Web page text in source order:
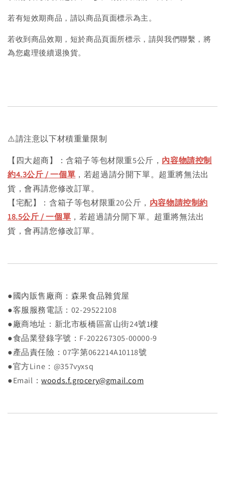
若有短效期商品，請以商品頁面標示為主。
若收到商品效期，短於商品頁面所標示，請與我們聯繫，將
為您處理後續退換貨。
⚠️請注意以下材積重量限制
【四大超商】：含箱子等包材限重5公斤， 內容物請控制
約4.3公斤 / 一個單 ，若超過請分開下單。超重將無法出
貨，會再請您修改訂單。
【宅配】：含箱子等包材限重20公斤， 內容物請控制約
18.5公斤 / 一個單 ，若超過請分開下單。超重將無法出
貨，會再請您修改訂單。
●國內販售廠商：森果食品雜貨屋
●客服服務電話：02-29522108
●廠商地址：新北市板橋區富山街24號1樓
●食品業登錄字號：F-202267305-00000-9
●產品責任險：07字第062214A10118號
●官方Line：@357vyxsq
●Email：woods.f.grocery@gmail.com